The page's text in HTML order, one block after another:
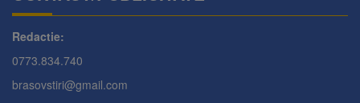
Redactie:
0773.834.740
brasovstiri@gmail.com